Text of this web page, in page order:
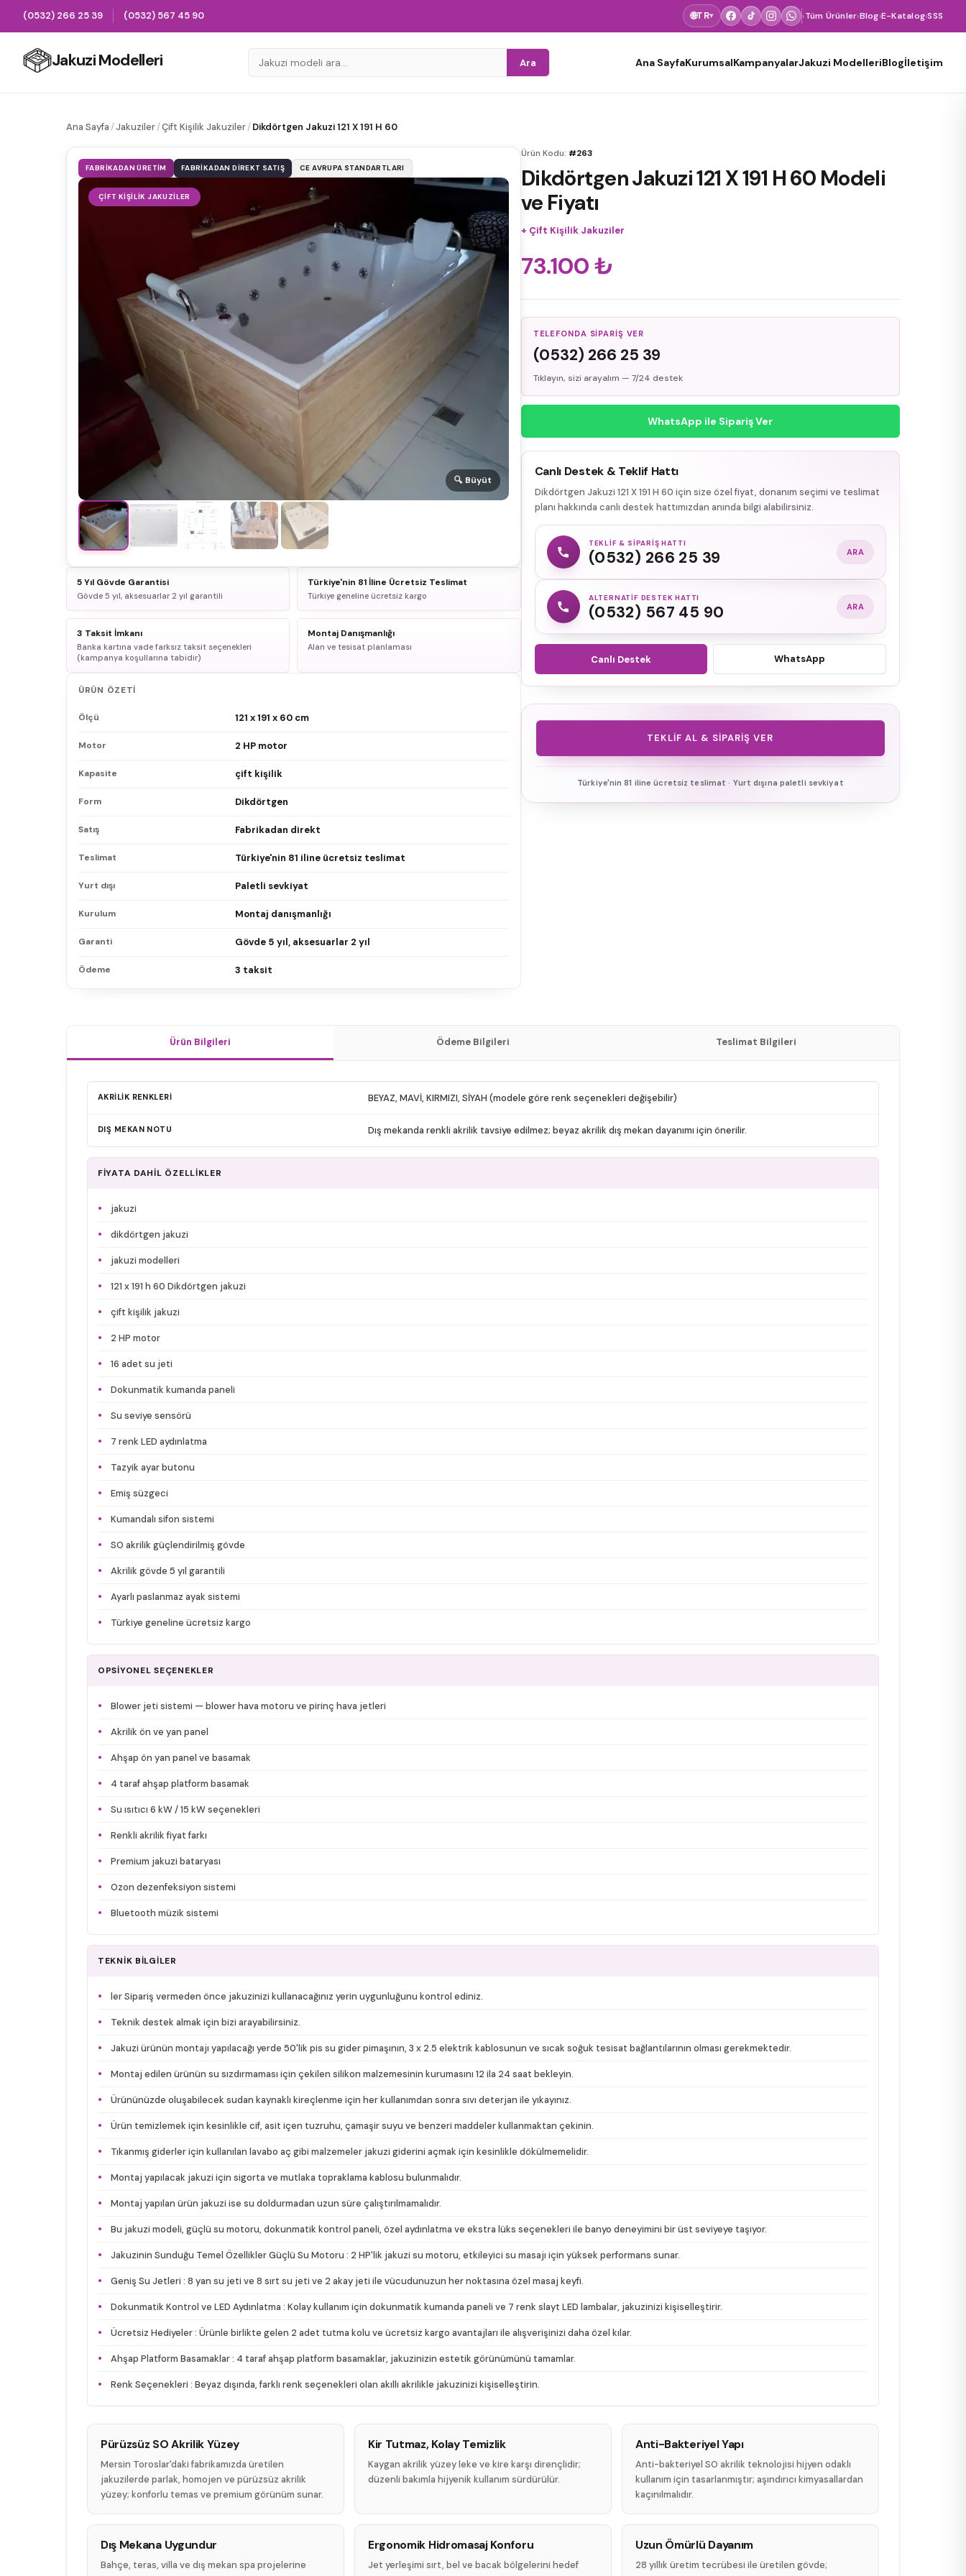
(0532) 266 25 39 (0532) 567 45 90 🌐TR▾ ›Tüm Ürünler›Blog›E-Katalog›SSS
Jakuzi Modelleri Ara Ana SayfaKurumsalKampanyalarJakuzi ModelleriBlogİletişim
Ana Sayfa /Jakuziler/Çift Kişilik Jakuziler/Dikdörtgen Jakuzi 121 X 191 H 60
FABRIKADAN ÜRETIM FABRIKADAN DIREKT SATIŞ CE AVRUPA STANDARTLARI
ÇIFT KIŞILIK JAKUZILER
🔍 Büyüt
5 Yıl Gövde Garantisi
Gövde 5 yıl, aksesuarlar 2 yıl garantili
Türkiye'nin 81 İline Ücretsiz Teslimat
Türkiye geneline ücretsiz kargo
3 Taksit İmkanı
Banka kartına vade farksız taksit seçenekleri
(kampanya koşullarına tabidir)
Montaj Danışmanlığı
Alan ve tesisat planlaması
ÜRÜN ÖZETI
Ölçü 121 x 191 x 60 cm
Motor 2 HP motor
Kapasite çift kişilik
Form Dikdörtgen
Satış Fabrikadan direkt
Teslimat Türkiye'nin 81 iline ücretsiz teslimat
Yurt dışı Paletli sevkiyat
Kurulum Montaj danışmanlığı
Garanti Gövde 5 yıl, aksesuarlar 2 yıl
Ödeme 3 taksit
Ürün Kodu: #263
Dikdörtgen Jakuzi 121 X 191 H 60 Modeli
ve Fiyatı
+ Çift Kişilik Jakuziler
73.100₺
TELEFONDA SIPARIŞ VER
(0532) 266 25 39
Tıklayın, sizi arayalım — 7/24 destek
WhatsApp ile Sipariş Ver
Canlı Destek & Teklif Hattı
Dikdörtgen Jakuzi 121 X 191 H 60 için size özel fiyat, donanım seçimi ve teslimat
planı hakkında canlı destek hattımızdan anında bilgi alabilirsiniz.
TEKLIF & SIPARIŞ HATTI
(0532) 266 25 39 ARA
ALTERNATIF DESTEK HATTI
(0532) 567 45 90 ARA
Canlı Destek WhatsApp
TEKLIF AL & SIPARIŞ VER
Türkiye'nin 81 iline ücretsiz teslimat · Yurt dışına paletli sevkiyat
Ürün Bilgileri Ödeme Bilgileri Teslimat Bilgileri
AKRİLİK RENKLERİ BEYAZ, MAVİ, KIRMIZI, SİYAH (modele göre renk seçenekleri değişebilir)
DIŞ MEKAN NOTU Dış mekanda renkli akrilik tavsiye edilmez; beyaz akrilik dış mekan dayanımı için önerilir.
FİYATA DAHİL ÖZELLİKLER
jakuzi
dikdörtgen jakuzi
jakuzi modelleri
121 x 191 h 60 Dikdörtgen jakuzi
çift kişilik jakuzi
2 HP motor
16 adet su jeti
Dokunmatik kumanda paneli
Su seviye sensörü
7 renk LED aydınlatma
Tazyik ayar butonu
Emiş süzgeci
Kumandalı sifon sistemi
SO akrilik güçlendirilmiş gövde
Akrilik gövde 5 yıl garantili
Ayarlı paslanmaz ayak sistemi
Türkiye geneline ücretsiz kargo
OPSİYONEL SEÇENEKLER
Blower jeti sistemi — blower hava motoru ve pirinç hava jetleri
Akrilik ön ve yan panel
Ahşap ön yan panel ve basamak
4 taraf ahşap platform basamak
Su ısıtıcı 6 kW / 15 kW seçenekleri
Renkli akrilik fiyat farkı
Premium jakuzi bataryası
Ozon dezenfeksiyon sistemi
Bluetooth müzik sistemi
TEKNİK BİLGİLER
ler Sipariş vermeden önce jakuzinizi kullanacağınız yerin uygunluğunu kontrol ediniz.
Teknik destek almak için bizi arayabilirsiniz.
Jakuzi ürünün montajı yapılacağı yerde 50'lik pis su gider pimaşının, 3 x 2.5 elektrik kablosunun ve sıcak soğuk tesisat bağlantılarının olması gerekmektedir.
Montaj edilen ürünün su sızdırmaması için çekilen silikon malzemesinin kurumasını 12 ila 24 saat bekleyin.
Ürününüzde oluşabilecek sudan kaynaklı kireçlenme için her kullanımdan sonra sıvı deterjan ile yıkayınız.
Ürün temizlemek için kesinlikle cif, asit içen tuzruhu, çamaşir suyu ve benzeri maddeler kullanmaktan çekinin.
Tıkanmış giderler için kullanılan lavabo aç gibi malzemeler jakuzi giderini açmak için kesinlikle dökülmemelidir.
Montaj yapılacak jakuzi için sigorta ve mutlaka topraklama kablosu bulunmalıdır.
Montaj yapılan ürün jakuzi ise su doldurmadan uzun süre çalıştırılmamalıdır.
Bu jakuzi modeli, güçlü su motoru, dokunmatik kontrol paneli, özel aydınlatma ve ekstra lüks seçenekleri ile banyo deneyimini bir üst seviyeye taşıyor.
Jakuzinin Sunduğu Temel Özellikler Güçlü Su Motoru : 2 HP'lik jakuzi su motoru, etkileyici su masajı için yüksek performans sunar.
Geniş Su Jetleri : 8 yan su jeti ve 8 sırt su jeti ve 2 akay jeti ile vücudunuzun her noktasına özel masaj keyfi.
Dokunmatik Kontrol ve LED Aydınlatma : Kolay kullanım için dokunmatik kumanda paneli ve 7 renk slayt LED lambalar, jakuzinizi kişiselleştirir.
Ücretsiz Hediyeler : Ürünle birlikte gelen 2 adet tutma kolu ve ücretsiz kargo avantajları ile alışverişinizi daha özel kılar.
Ahşap Platform Basamaklar : 4 taraf ahşap platform basamaklar, jakuzinizin estetik görünümünü tamamlar.
Renk Seçenekleri : Beyaz dışında, farklı renk seçenekleri olan akıllı akrilikle jakuzinizi kişiselleştirin.
Pürüzsüz SO Akrilik Yüzey
Mersin Toroslar'daki fabrikamızda üretilen
jakuzilerde parlak, homojen ve pürüzsüz akrilik
yüzey; konforlu temas ve premium görünüm sunar.
Kir Tutmaz, Kolay Temizlik
Kaygan akrilik yüzey leke ve kire karşı dirençlidir;
düzenli bakımla hijyenik kullanım sürdürülür.
Anti-Bakteriyel Yapı
Anti-bakteriyel SO akrilik teknolojisi hijyen odaklı
kullanım için tasarlanmıştır; aşındırıcı kimyasallardan
kaçınılmalıdır.
Dış Mekana Uygundur
Bahçe, teras, villa ve dış mekan spa projelerine
Ergonomik Hidromasaj Konforu
Jet yerleşimi sırt, bel ve bacak bölgelerini hedef
Uzun Ömürlü Dayanım
28 yıllık üretim tecrübesi ile üretilen gövde;